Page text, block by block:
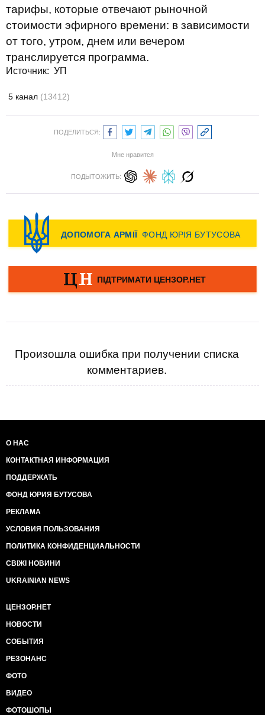
тарифы, которые отвечают рыночной
стоимости эфирного времени: в зависимости
от того, утром, днем или вечером
транслируется программа.
Источник: УП
5 канал (13412)
ПОДЕЛИТЬСЯ:
Мне нравится
ПОДЫТОЖИТЬ:
Произошла ошибка при получении списка
комментариев.
О НАС
КОНТАКТНАЯ ИНФОРМАЦИЯ
ПОДДЕРЖАТЬ
ФОНД ЮРИЯ БУТУСОВА
РЕКЛАМА
УСЛОВИЯ ПОЛЬЗОВАНИЯ
ПОЛИТИКА КОНФИДЕНЦИАЛЬНОСТИ
СВІЖІ НОВИНИ
UKRAINIAN NEWS
ЦЕНЗОР.НЕТ
НОВОСТИ
СОБЫТИЯ
РЕЗОНАНС
ФОТО
ВИДЕО
ФОТОШОПЫ